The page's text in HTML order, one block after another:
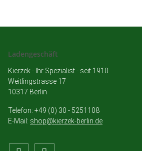
Ladengeschäft
Kierzek - Ihr Spezialist - seit 1910
Weitlingstrasse 17
10317 Berlin
Telefon: +49 (0) 30 - 5251108
E-Mail: shop@kierzek-berlin.de